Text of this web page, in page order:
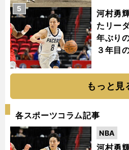
河村勇
たリー
年ぶり
３年目
5
もっと見
各スポーツコラム記事
河村勇
NBA